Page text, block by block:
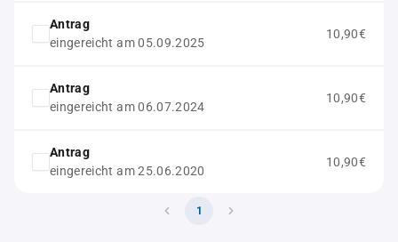
Antrag
eingereicht am 05.09.2025
10,90€
Antrag
eingereicht am 06.07.2024
10,90€
Antrag
eingereicht am 25.06.2020
10,90€
1